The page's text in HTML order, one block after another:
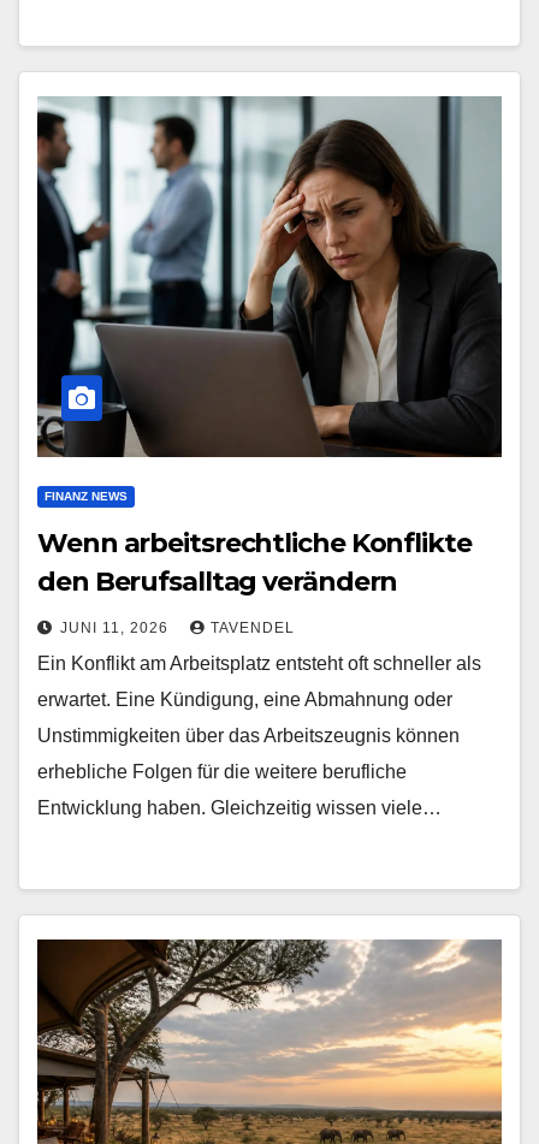
FINANZ NEWS
Wenn arbeitsrechtliche Konflikte
den Berufsalltag verändern
JUNI 11, 2026 TAVENDEL
Ein Konflikt am Arbeitsplatz entsteht oft schneller als
erwartet. Eine Kündigung, eine Abmahnung oder
Unstimmigkeiten über das Arbeitszeugnis können
erhebliche Folgen für die weitere berufliche
Entwicklung haben. Gleichzeitig wissen viele…